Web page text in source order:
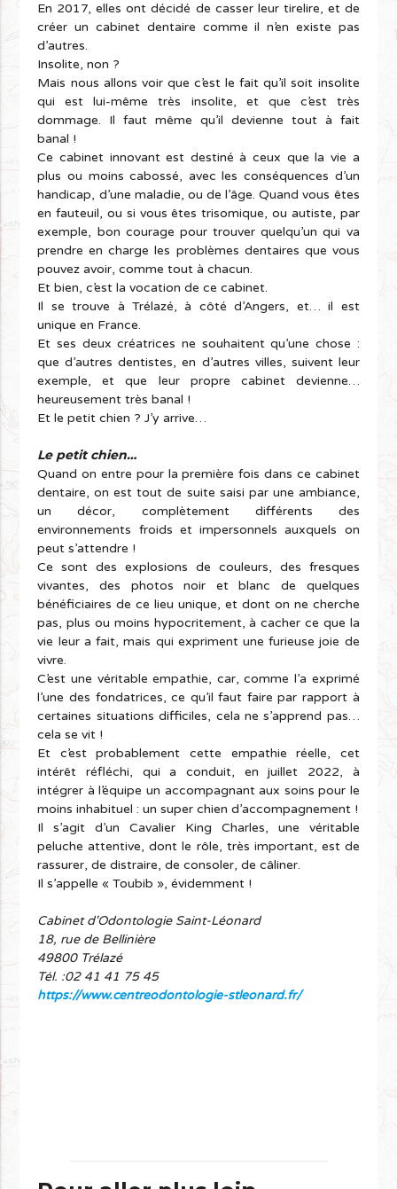
En 2017, elles ont décidé de casser leur tirelire, et de
créer un cabinet dentaire comme il n’en existe pas
d’autres.
Insolite, non ?
Mais nous allons voir que c’est le fait qu’il soit insolite
qui est lui-même très insolite, et que c’est très
dommage. Il faut même qu’il devienne tout à fait
banal !
Ce cabinet innovant est destiné à ceux que la vie a
plus ou moins cabossé, avec les conséquences d’un
handicap, d’une maladie, ou de l’âge. Quand vous êtes
en fauteuil, ou si vous êtes trisomique, ou autiste, par
exemple, bon courage pour trouver quelqu’un qui va
prendre en charge les problèmes dentaires que vous
pouvez avoir, comme tout à chacun.
Et bien, c’est la vocation de ce cabinet.
Il se trouve à Trélazé, à côté d’Angers, et… il est
unique en France.
Et ses deux créatrices ne souhaitent qu’une chose :
que d’autres dentistes, en d’autres villes, suivent leur
exemple, et que leur propre cabinet devienne…
heureusement très banal !
Et le petit chien ? J’y arrive…
Le petit chien…
Quand on entre pour la première fois dans ce cabinet
dentaire, on est tout de suite saisi par une ambiance,
un décor, complètement différents des
environnements froids et impersonnels auxquels on
peut s’attendre !
Ce sont des explosions de couleurs, des fresques
vivantes, des photos noir et blanc de quelques
bénéficiaires de ce lieu unique, et dont on ne cherche
pas, plus ou moins hypocritement, à cacher ce que la
vie leur a fait, mais qui expriment une furieuse joie de
vivre.
C’est une véritable empathie, car, comme l’a exprimé
l’une des fondatrices, ce qu’il faut faire par rapport à
certaines situations difficiles, cela ne s’apprend pas…
cela se vit !
Et c’est probablement cette empathie réelle, cet
intérêt réfléchi, qui a conduit, en juillet 2022, à
intégrer à l’équipe un accompagnant aux soins pour le
moins inhabituel : un super chien d’accompagnement !
Il s’agit d’un Cavalier King Charles, une véritable
peluche attentive, dont le rôle, très important, est de
rassurer, de distraire, de consoler, de câliner.
Il s’appelle « Toubib », évidemment !
Cabinet d'Odontologie Saint-Léonard
18, rue de Bellinière
49800 Trélazé
Tél. :02 41 41 75 45
https://www.centreodontologie-stleonard.fr/